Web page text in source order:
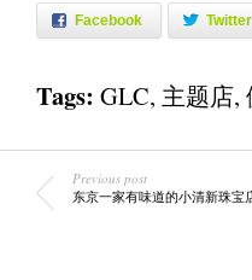
Facebook Twitter
Tags: GLC, 主题店,
Previous post
东京一家有味道的小清新珠宝